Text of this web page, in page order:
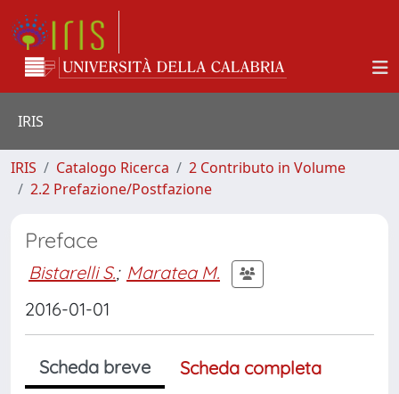
IRIS
IRIS Catalogo Ricerca
2 Contributo in Volume
2.2 Prefazione/Postfazione
Preface
Bistarelli S.; Maratea M.
2016-01-01
Scheda breve
Scheda completa